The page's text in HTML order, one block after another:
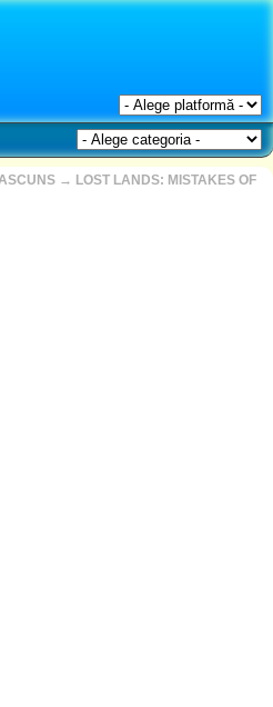
→ LOST LANDS: MISTAKES OF